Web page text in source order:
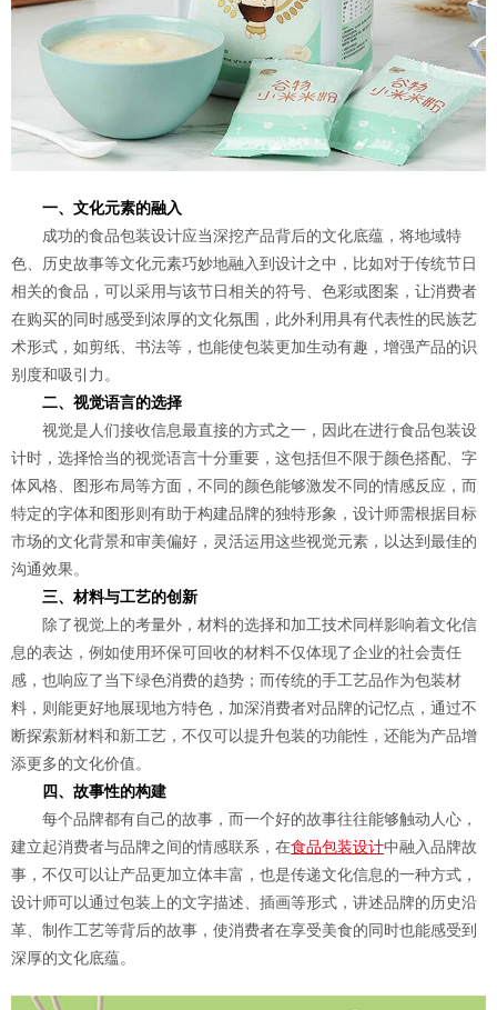
一、文化元素的融入
成功的食品包装设计应当深挖产品背后的文化底蕴，将地域特
色、历史故事等文化元素巧妙地融入到设计之中，比如对于传统节日
相关的食品，可以采用与该节日相关的符号、色彩或图案，让消费者
在购买的同时感受到浓厚的文化氛围，此外利用具有代表性的民族艺
术形式，如剪纸、书法等，也能使包装更加生动有趣，增强产品的识
别度和吸引力。
二、视觉语言的选择
视觉是人们接收信息最直接的方式之一，因此在进行食品包装设
计时，选择恰当的视觉语言十分重要，这包括但不限于颜色搭配、字
体风格、图形布局等方面，不同的颜色能够激发不同的情感反应，而
特定的字体和图形则有助于构建品牌的独特形象，设计师需根据目标
市场的文化背景和审美偏好，灵活运用这些视觉元素，以达到最佳的
沟通效果。
三、材料与工艺的创新
除了视觉上的考量外，材料的选择和加工技术同样影响着文化信
息的表达，例如使用环保可回收的材料不仅体现了企业的社会责任
感，也响应了当下绿色消费的趋势；而传统的手工艺品作为包装材
料，则能更好地展现地方特色，加深消费者对品牌的记忆点，通过不
断探索新材料和新工艺，不仅可以提升包装的功能性，还能为产品增
添更多的文化价值。
四、故事性的构建
每个品牌都有自己的故事，而一个好的故事往往能够触动人心，
建立起消费者与品牌之间的情感联系，在食品包装设计中融入品牌故
事，不仅可以让产品更加立体丰富，也是传递文化信息的一种方式，
设计师可以通过包装上的文字描述、插画等形式，讲述品牌的历史沿
革、制作工艺等背后的故事，使消费者在享受美食的同时也能感受到
深厚的文化底蕴。